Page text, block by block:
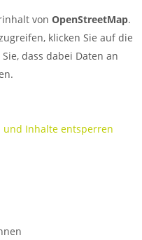
von OpenStreetMap.
klicken Sie auf die
dass dabei Daten an
und Inhalte entsperren